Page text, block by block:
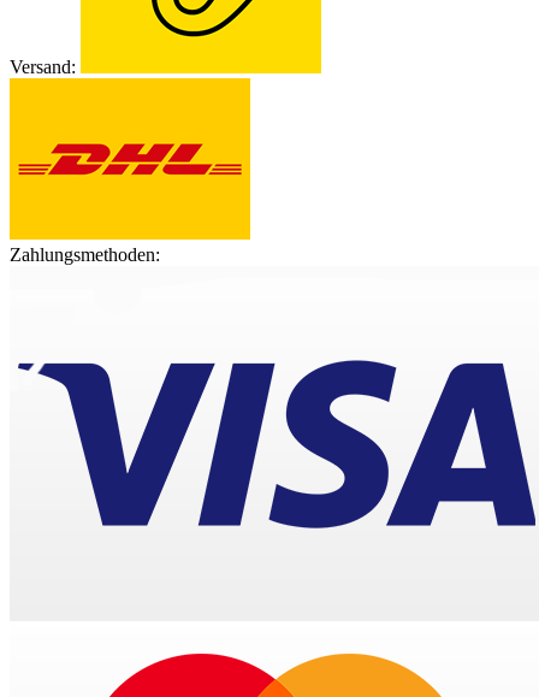
Versand:
Zahlungsmethoden: